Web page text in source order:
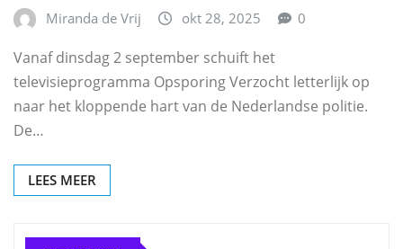
Miranda de Vrij okt 28, 2025 0
Vanaf dinsdag 2 september schuift het
televisieprogramma Opsporing Verzocht letterlijk op
naar het kloppende hart van de Nederlandse politie.
De…
LEES MEER